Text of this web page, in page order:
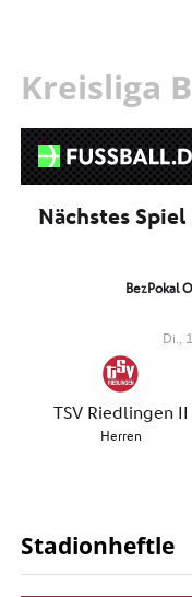
Kreisliga B
Stadionheftle